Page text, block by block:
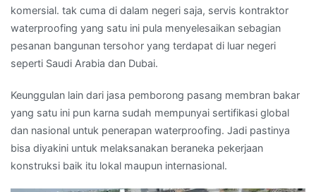
komersial. tak cuma di dalam negeri saja, servis kontraktor
waterproofing yang satu ini pula menyelesaikan sebagian
pesanan bangunan tersohor yang terdapat di luar negeri
seperti Saudi Arabia dan Dubai.
Keunggulan lain dari jasa pemborong pasang membran bakar
yang satu ini pun karna sudah mempunyai sertifikasi global
dan nasional untuk penerapan waterproofing. Jadi pastinya
bisa diyakini untuk melaksanakan beraneka pekerjaan
konstruksi baik itu lokal maupun internasional.